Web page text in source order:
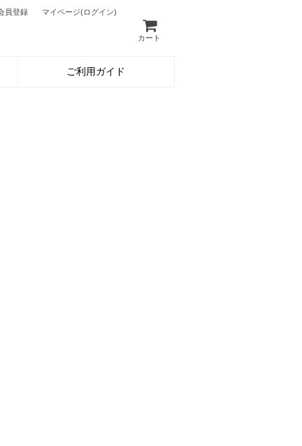
員登録 マイページ(ログイン)
カート
ご利用ガイド